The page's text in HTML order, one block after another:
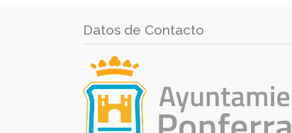
Datos de Contacto